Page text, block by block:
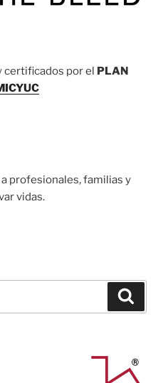
certificados por el PLAN
profesionales, familias y
vidas.